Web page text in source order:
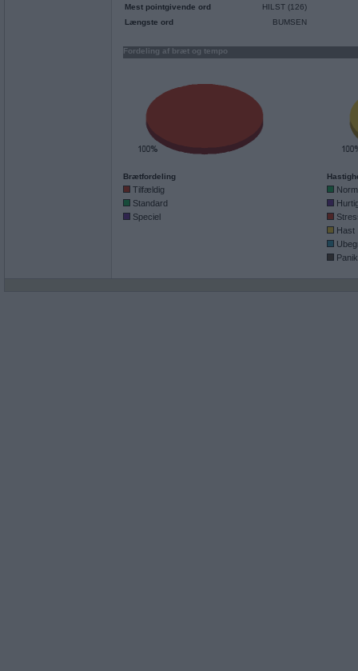
Mest pointgivende ord
HILST (126)
Længste ord
BUMSEN
Fordeling af bræt og tempo
Brætfordeling
Tilfældig
Standard
Speciel
Hast